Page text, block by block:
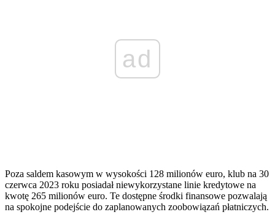
ad
Poza saldem kasowym w wysokości 128 milionów euro, klub na 30
czerwca 2023 roku posiadał niewykorzystane linie kredytowe na
kwotę 265 milionów euro. Te dostępne środki finansowe pozwalają
na spokojne podejście do zaplanowanych zoobowiązań płatniczych.